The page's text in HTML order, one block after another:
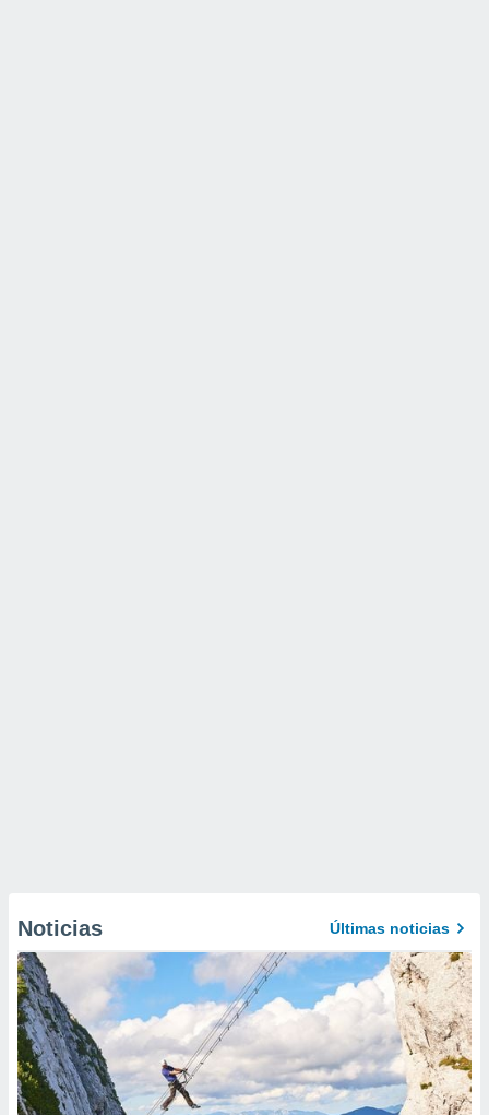
Noticias Últimas noticias